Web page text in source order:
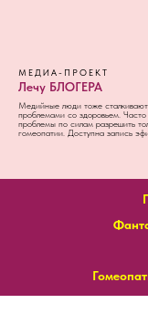
МЕДИА-ПРОЕКТ
Лечу БЛОГЕРА
Медийные люди тоже
проблемами со здоровьем. Часто
проблемы по силам разрешить
гомеопатии. Доступна запись